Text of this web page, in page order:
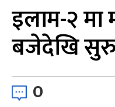
इलाम-२
बजेदेखि
0